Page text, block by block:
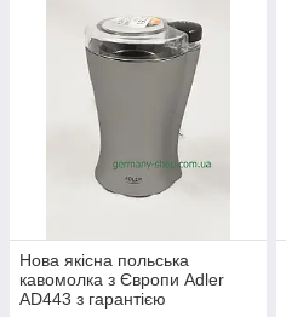
Нова якісна польська
кавомолка з Європи Adler
AD443 з гарантією